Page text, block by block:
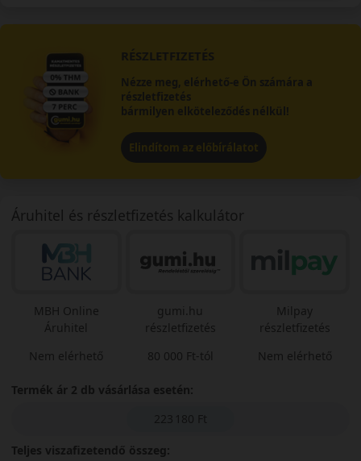
RÉSZLETFIZETÉS
Nézze meg, elérhető-e Ön számára a
részletfizetés
bármilyen elköteleződés nélkül!
Elindítom az előbírálatot
Áruhitel és részletfizetés kalkulátor
MBH Online
Áruhitel
Nem elérhető
gumi.hu
részletfizetés
80 000 Ft-tól
Milpay
részletfizetés
Nem elérhető
Termék ár 2 db vásárlása esetén:
223 180 Ft
Teljes viszafizetendő összeg: